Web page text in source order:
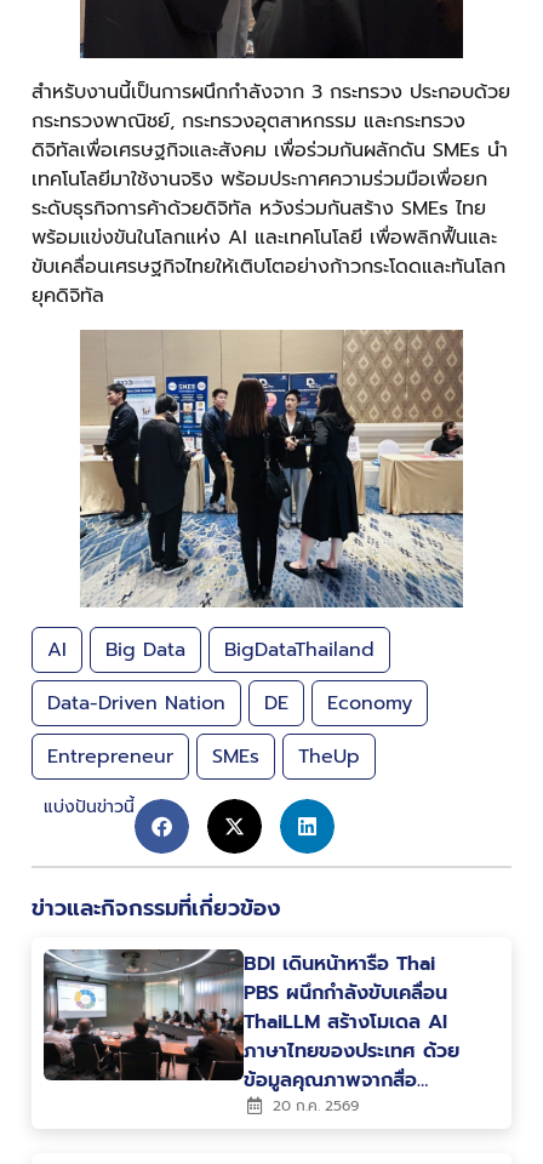
สำหรับงานนี้เป็นการผนึกกำลังจาก 3 กระทรวง ประกอบด้วย
กระทรวงพาณิชย์, กระทรวงอุตสาหกรรม และกระทรวง
ดิจิทัลเพื่อเศรษฐกิจและสังคม เพื่อร่วมกันผลักดัน SMEs นำ
เทคโนโลยีมาใช้งานจริง พร้อมประกาศความร่วมมือเพื่อยก
ระดับธุรกิจการค้าด้วยดิจิทัล หวังร่วมกันสร้าง SMEs ไทย
พร้อมแข่งขันในโลกแห่ง AI และเทคโนโลยี เพื่อพลิกฟื้นและ
ขับเคลื่อนเศรษฐกิจไทยให้เติบโตอย่างก้าวกระโดดและทันโลก
ยุคดิจิทัล
AI Big Data
BigDataThailand
Data-Driven Nation
DE
Economy
Entrepreneur
SMEs TheUp
แบ่งปันข่าวนี้
ข่าวและกิจกรรมที่เกี่ยวข้อง
BDI เดินหน้าหารือ Thai
PBS ผนึกกำลังขับเคลื่อน
ThaiLLM สร้างโมเดล AI
ภาษาไทยของประเทศ ด้วย
ข้อมูลคุณภาพจากสื่อ
สาธารณะ
20 ก.ค. 2569